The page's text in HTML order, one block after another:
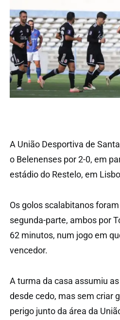
A União Desportiva de
o Belenenses por 2-0, em
estádio do Restelo, em
Os golos scalabitanos
segunda-parte, ambos por
62 minutos, num jogo em
vencedor.
A turma da casa assumiu
desde cedo, mas sem criar
perigo junto da área da